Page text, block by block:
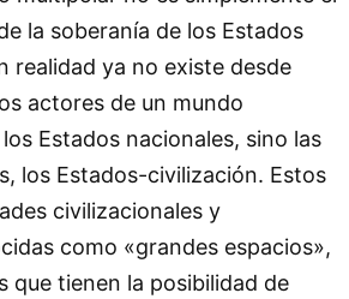
la soberanía de los Estados
realidad ya no existe desde
actores de un mundo
Estados nacionales, sino las
los Estados-civilización. Estos
civilizacionales y
como «grandes espacios»,
que tienen la posibilidad de